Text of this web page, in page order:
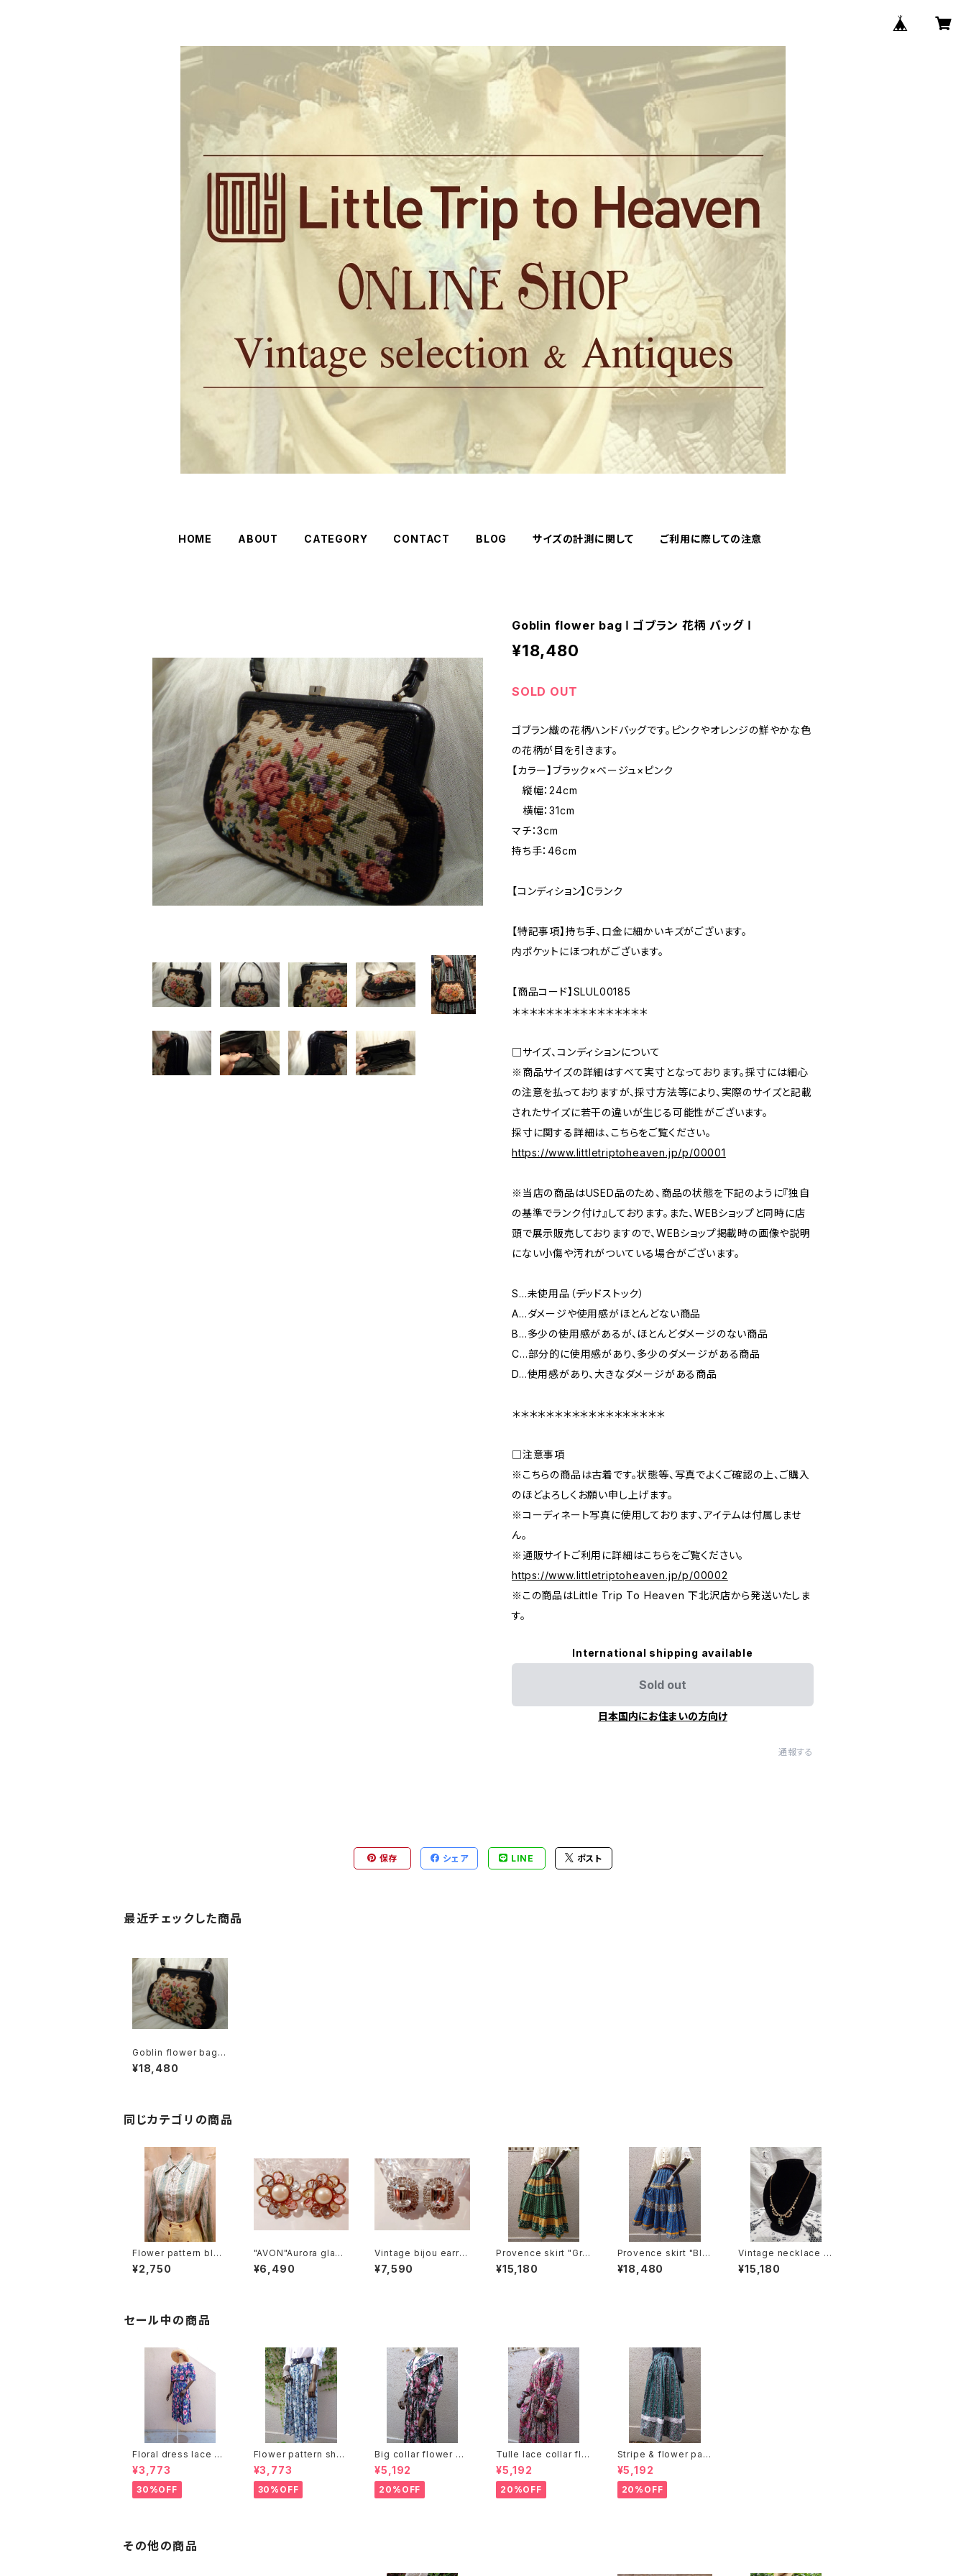
HOME ABOUT CATEGORY CONTACT BLOG サイズの計測に関して ご利用に際しての注意
Goblin flower bag Ⅰ ゴブラン 花柄 バッグ Ⅰ
¥18,480
SOLD OUT
ゴブラン織の花柄ハンドバッグです。ピンクやオレンジの鮮やかな色
の花柄が目を引きます。
【カラー】ブラック×ベージュ×ピンク
縦幅：24cm
横幅：31cm
マチ：3cm
持ち手：46cm
【コンディション】Cランク
【特記事項】持ち手、口金に細かいキズがございます。
内ポケットにほつれがございます。
【商品コード】SLUL00185
＊＊＊＊＊＊＊＊＊＊＊＊＊＊＊＊
□サイズ、コンディションについて
※商品サイズの詳細はすべて実寸となっております。採寸には細心
の注意を払っておりますが、採寸方法等により、実際のサイズと記載
されたサイズに若干の違いが生じる可能性がございます。
採寸に関する詳細は、こちらをご覧ください。
https://www.littletriptoheaven.jp/p/00001
※当店の商品はUSED品のため、商品の状態を下記のように『独自
の基準でランク付け』しております。また、WEBショップと同時に店
頭で展示販売しておりますので、WEBショップ掲載時の画像や説明
にない小傷や汚れがついている場合がございます。
S…未使用品（デッドストック）
A…ダメージや使用感がほとんどない商品
B…多少の使用感があるが、ほとんどダメージのない商品
C…部分的に使用感があり、多少のダメージがある商品
D…使用感があり、大きなダメージがある商品
＊＊＊＊＊＊＊＊＊＊＊＊＊＊＊＊＊＊
□注意事項
※こちらの商品は古着です。状態等、写真でよくご確認の上、ご購入
のほどよろしくお願い申し上げます。
※コーディネート写真に使用しております、アイテムは付属しませ
ん。
※通販サイトご利用に詳細はこちらをご覧ください。
https://www.littletriptoheaven.jp/p/00002
※この商品はLittle Trip To Heaven 下北沢店から発送いたしま
す。
International shipping available
Sold out
日本国内にお住まいの方向け
通報する
保存 シェア LINE ポスト
最近チェックした商品
Goblin flower bag
Ⅰ ゴブラン 花柄 バッグ
Ⅰ
¥18,480
同じカテゴリの商品
Flower pattern blou
se 花柄ブラウス
¥2,750
"AVON"Aurora glass
flower motif earring
s オーロラガラス フラワ
¥6,490
Vintage bijou earrin
gs "Oval shape" ビ
ジュー オーバル型 イヤ
¥7,590
Provence skirt "Gre
en × Yellow" プロヴ
ァンス スカート "グリー
¥15,180
Provence skirt "Blu
e × Yellow" プロヴァ
ンス スカート "ブルー ×
¥18,480
Vintage necklace ビ
ンテージネックレス
¥15,180
セール中の商品
Floral dress lace co
llar：花柄ワンピース レ
ース襟
¥3,773
30%OFF
Flower pattern she
er pleats skirt ベルト
付き 花柄 シアー プリー
ツ スカート
¥3,773
30%OFF
Big collar flower pa
ttern dress ビッグカラ
ー 花柄 ワンピース
¥5,192
20%OFF
Tulle lace collar flo
wer pattern dress
チュールレースカラー
花柄 ワンピース
¥5,192
20%OFF
Stripe & flower patt
ern skirt ストライプ 花
柄 スカート
¥5,192
20%OFF
その他の商品